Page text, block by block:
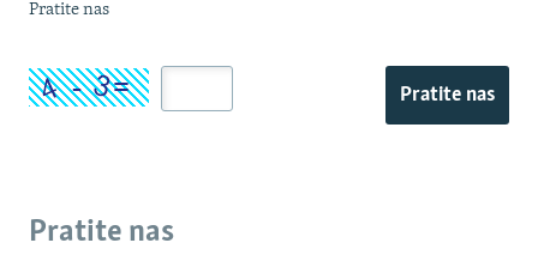
Pratite nas
Pratite nas
Pratite nas